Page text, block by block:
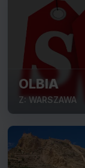
OLBIA
Z: WARSZAWA